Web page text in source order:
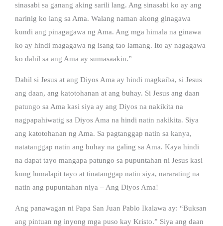
sinasabi sa ganang aking sarili lang. Ang sinasabi ko ay ang
narinig ko lang sa Ama. Walang naman akong ginagawa
kundi ang pinagagawa ng Ama. Ang mga himala na ginawa
ko ay hindi magagawa ng isang tao lamang. Ito ay nagagawa
ko dahil sa ang Ama ay sumasaakin.”
Dahil si Jesus at ang Diyos Ama ay hindi magkaiba, si Jesus
ang daan, ang katotohanan at ang buhay. Si Jesus ang daan
patungo sa Ama kasi siya ay ang Diyos na nakikita na
nagpapahiwatig sa Diyos Ama na hindi natin nakikita. Siya
ang katotohanan ng Ama. Sa pagtanggap natin sa kanya,
natatanggap natin ang buhay na galing sa Ama. Kaya hindi
na dapat tayo mangapa patungo sa pupuntahan ni Jesus kasi
kung lumalapit tayo at tinatanggap natin siya, nararating na
natin ang pupuntahan niya – Ang Diyos Ama!
Ang panawagan ni Papa San Juan Pablo Ikalawa ay: “Buksan
ang pintuan ng inyong mga puso kay Kristo.” Siya ang daan